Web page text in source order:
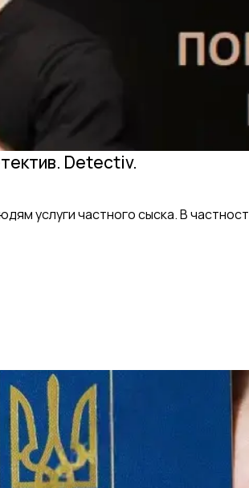
Detectiv.
услуги частного сыска. В